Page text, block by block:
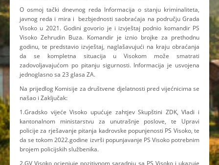
O osmoj tački dnevnog reda Informacija o stanju kriminaliteta,
javnog reda i mira i bezbjednosti saobraćaja na području Grada
Visoko u 2021. Godini govorio je i izvještaj podnio komandir PS
Visoko Zehrudin Buza. Komandir je iznio brojke za prethodnu
godinu, te predstavio izvještaj, naglašavujući na kraju obraćanja
da se kompletna situacija u Visokom može smatrati
zadovoljavajućom po pitanju sigurnosti. Informacija je usvojena
jednoglasno sa 23 glasa ZA.
Na prijedlog Komisije za društvene djelatnosti pred vijećnicima se
našao i Zaključak:
1.Gradsko vijeće Visoko upućuje zahtjev Skupštini ZDK, Vladi i
kantonalnom ministarstvu za unutrašnje poslove, te Upravi
policije za rješavanje pitanja kadrovske popunjenosti PS Visoko, te
da se tokom 2022.godine izvrši popunjavanje PS Visoko potrebnim
brojem policijskih službenika.
2.GV Visoko ocjenjuje pozitivnom saradnju sa PS Visoko i ukazuje